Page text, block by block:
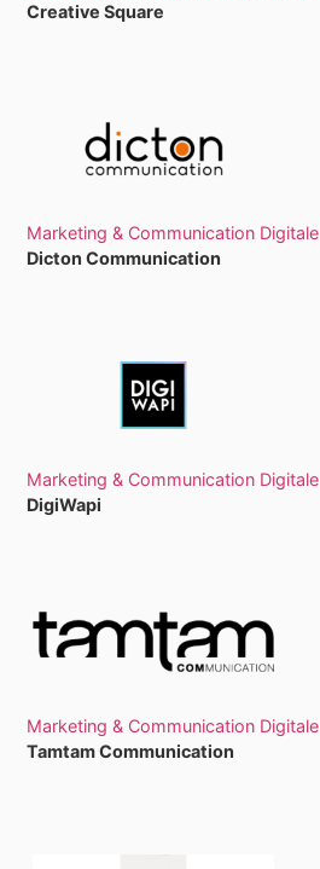
Creative Square
Marketing & Communication Digitale
Dicton Communication
Marketing & Communication Digitale
DigiWapi
Marketing & Communication Digitale
Tamtam Communication